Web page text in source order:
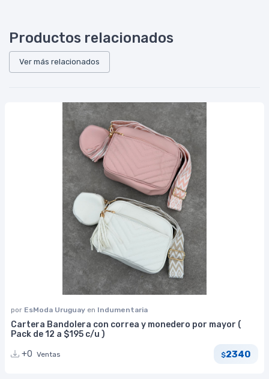
Productos relacionados
Ver más relacionados
por EsModa Uruguay en Indumentaria
Cartera Bandolera con correa y monedero por mayor (
Pack de 12 a $195 c/u )
+0 Ventas $2340